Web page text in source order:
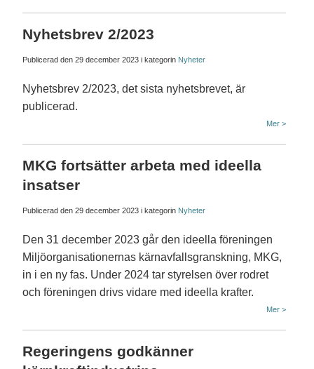
Nyhetsbrev 2/2023
Publicerad den 29 december 2023 i kategorin Nyheter
Nyhetsbrev 2/2023, det sista nyhetsbrevet, är
publicerad.
Mer >
MKG fortsätter arbeta med ideella
insatser
Publicerad den 29 december 2023 i kategorin Nyheter
Den 31 december 2023 går den ideella föreningen
Miljöorganisationernas kärnavfallsgranskning, MKG,
in i en ny fas. Under 2024 tar styrelsen över rodret
och föreningen drivs vidare med ideella krafter.
Mer >
Regeringens godkänner